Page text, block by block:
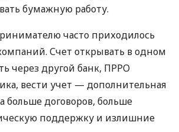
бумажную работу.
часто приходилось
Счет открывать в одном
через другой банк, ПРРО
вести учет — дополнительная
больше договоров, больше
поддержку и излишние